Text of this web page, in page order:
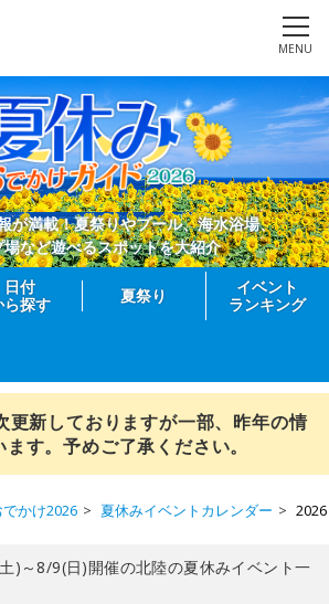
MENU
が満載！夏祭りやプール、海水浴場、
など遊べるスポットを大紹介
日付
ら探す
夏祭り
イベント
ランキング
更新しておりますが一部、昨年の情
す。予めご了承ください。
かけ2026 夏休みイベントカレンダー
)～8/9(日)開催の北陸の夏休みイベント一